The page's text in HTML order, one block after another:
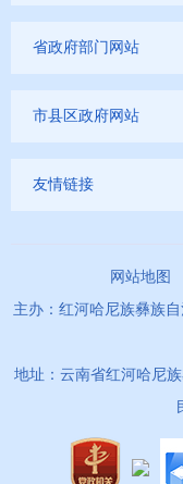
省政府部门网站
市县区政府网站
友情链接
网站地图
主办：红河哈尼族彝族
地址：云南省红河哈尼